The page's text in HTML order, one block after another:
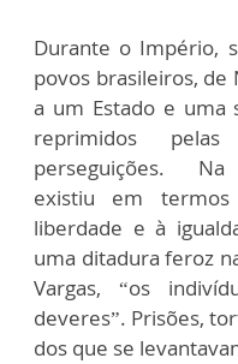
Durante o Império,
povos brasileiros, de
a um Estado e uma
reprimidos
perseguições. Na
existiu em
liberdade e à
uma ditadura feroz
Vargas, “os
deveres”. Prisões,
dos que se